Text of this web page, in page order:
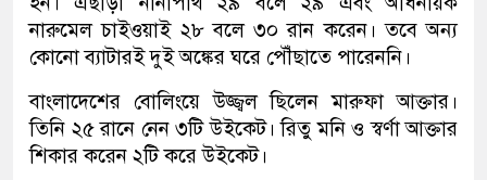
নারুমেল চাইওয়াই ২৮ বলে ৩০ রান করেন। তবে অন্য
কোনো ব্যাটারই দুই অঙ্কের ঘরে পৌঁছাতে পারেননি।
বাংলাদেশের বোলিংয়ে উজ্জ্বল ছিলেন মারুফা আক্তার।
তিনি ২৫ রানে নেন ৩টি উইকেট। রিতু মনি ও স্বর্ণা আক্তার
শিকার করেন ২টি করে উইকেট।